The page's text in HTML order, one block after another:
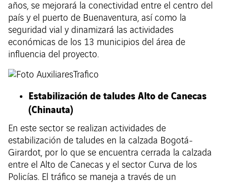
años, se mejorará la conectividad entre el centro del
país y el puerto de Buenaventura, así como la
seguridad vial y dinamizará las actividades
económicas de los 13 municipios del área de
influencia del proyecto.
Estabilización de taludes Alto de Canecas
(Chinauta)
En este sector se realizan actividades de
estabilización de taludes en la calzada Bogotá-
Girardot, por lo que se encuentra cerrada la calzada
entre el Alto de Canecas y el sector Curva de los
Policías. El tráfico se maneja a través de un